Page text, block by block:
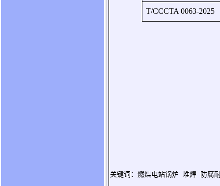
T/CCCTA 0063-2025
关键词：燃煤电站锅炉 堆焊 防腐